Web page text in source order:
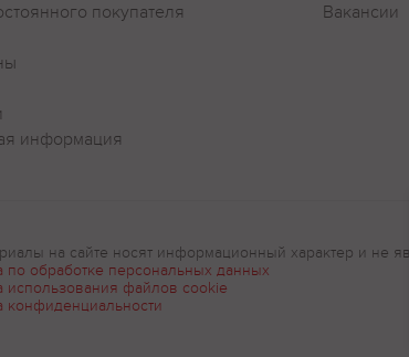
покупателя
информация
Вакансии
на сайте носят информационный характер и не
по обработке персональных данных
использования файлов cookie
конфиденциальности